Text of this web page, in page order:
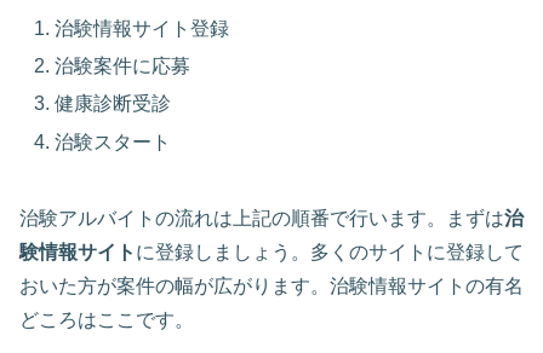
治験情報サイト登録
治験案件に応募
健康診断受診
治験スタート
治験アルバイトの流れは上記の順番で行います。まずは治
験情報サイト に登録しましょう。多くのサイトに登録して
おいた方が案件の幅が広がります。治験情報サイトの有名
どころはここです。